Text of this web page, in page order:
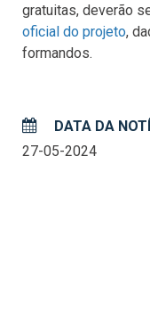
gratuitas, deverão
oficial do projeto,
formandos.
DATA DA
27-05-2024